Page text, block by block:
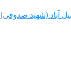
آباد (شهید